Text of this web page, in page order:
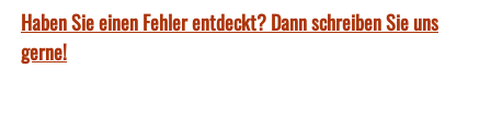
Haben Sie einen Fehler entdeckt? Dann schreiben Sie uns
gerne!